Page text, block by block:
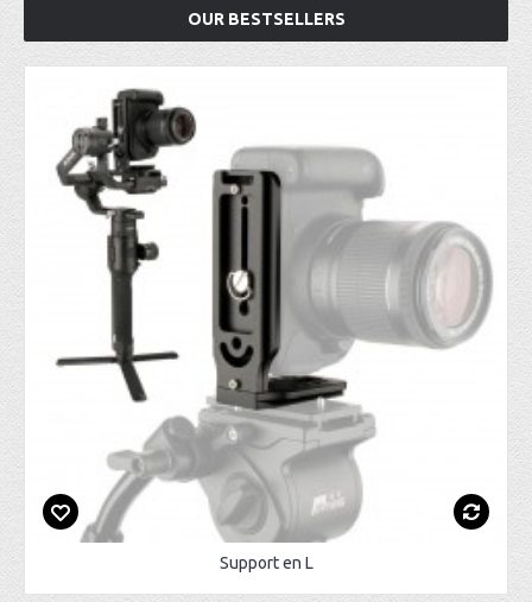
OUR BESTSELLERS
Support en L